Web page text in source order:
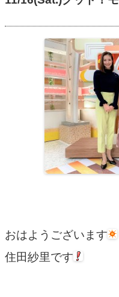
おはようございます
住田紗里です